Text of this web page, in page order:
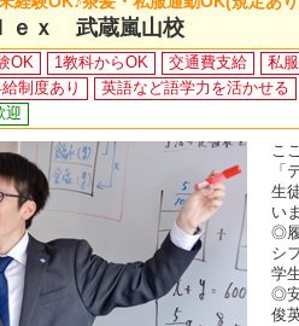
ｅｘ 武蔵嵐山校
OK 1教科からOK 交通費支給 私
制度あり 英語など語学力を活かせる
迎
こ
「
生
い
◎
シ
学
◎
俊